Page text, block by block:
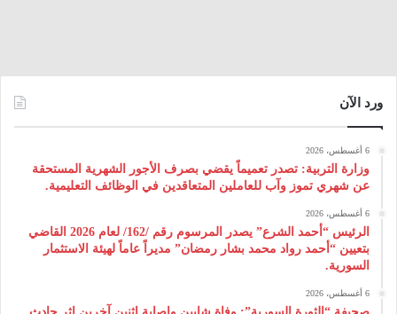
ورد الآن
6 أغسطس، 2026
وزارة التربية: تصدر تعميماً يقضي بصرف الأجور الشهرية المستحقة
عن شهري تموز وآب للعاملين المتعاقدين في الوظائف التعليمية.
6 أغسطس، 2026
الرئيس “أحمد الشرع” يصدر المرسوم رقم /162/ لعام 2026 ‌القاضي
بتعيين “أحمد رواد محمد بشار رمضان” مديراً عاماً لهيئة ‌الاستثمار
السورية.
6 أغسطس، 2026